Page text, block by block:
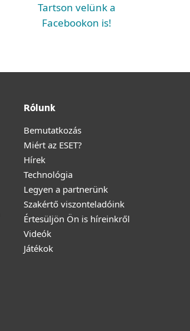
Tartson velünk a
Facebookon is!
Rólunk
Bemutatkozás
Miért az ESET?
Hírek
Technológia
Legyen a partnerünk
Szakértő viszonteladóink
Értesüljön Ön is híreinkről
Videók
Játékok